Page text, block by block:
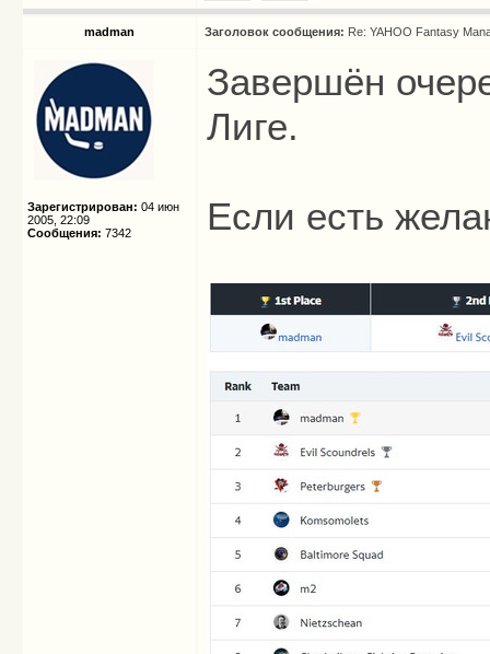
madman Заголовок сообщения: Re: YAHOO Fantasy
Зарегистрирован: 04 июн
2005, 22:09
Сообщения: 7342
Завершён
Лиге.
Если есть